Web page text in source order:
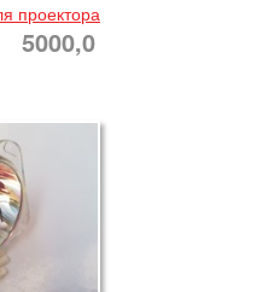
проектора
5000,0